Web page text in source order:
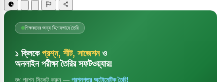
শিক্ষকদের জন্য বিশেষভাবে তৈরি
১ ক্লিকে প্রশ্ন, শীট, সাজেশনও
অনলাইন পরীক্ষা তৈরির সফটওয়্যার!
শুধু প্রশ্ন সিলেক্ট করুন — প্রশ্নপত্র অটোমেটিক তৈরি!